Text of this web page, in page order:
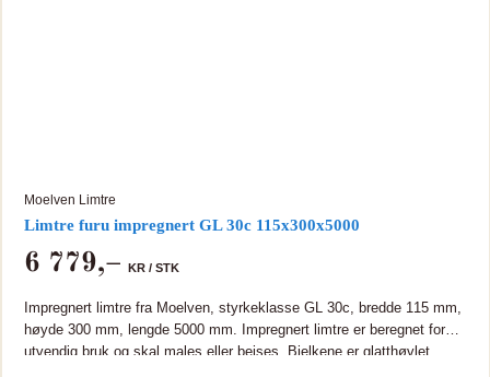
Moelven Limtre
Limtre furu impregnert GL 30c 115x300x5000
6 779,– KR / STK
Impregnert limtre fra Moelven, styrkeklasse GL 30c, bredde 115 mm,
høyde 300 mm, lengde 5000 mm. Impregnert limtre er beregnet for
utvendig bruk og skal males eller beises. Bjelkene er glatthøvlet.